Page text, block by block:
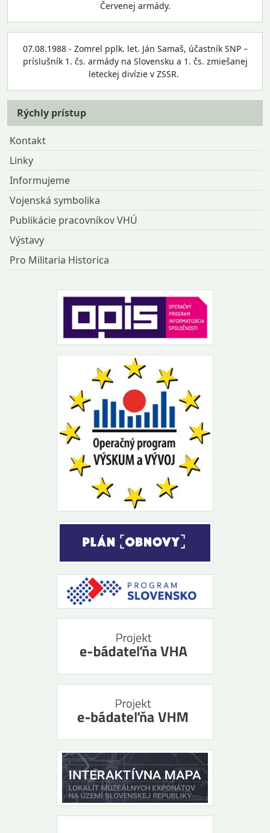
Červenej armády.
07.08.1988 - Zomrel pplk. let. Ján Samaš, účastník SNP –
príslušník 1. čs. armády na Slovensku a 1. čs. zmiešanej
leteckej divízie v ZSSR.
Rýchly prístup
Kontakt
Linky
Informujeme
Vojenská symbolika
Publikácie pracovníkov VHÚ
Výstavy
Pro Militaria Historica